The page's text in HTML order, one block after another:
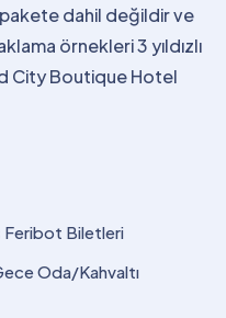
dahil değildir ve
örnekleri 3 yıldızlı
City Boutique Hotel
Feribot Biletleri
Oda/Kahvaltı